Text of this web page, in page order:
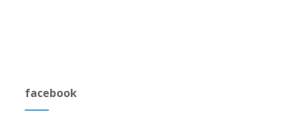
facebook